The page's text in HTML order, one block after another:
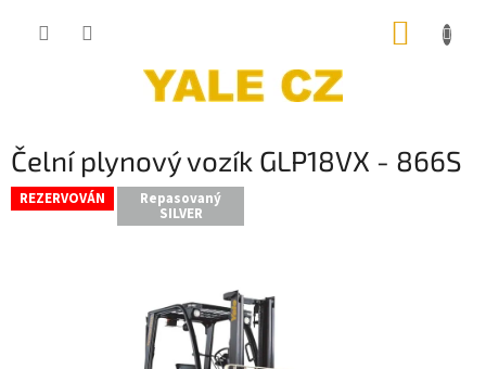
Čelní plynový vozík GLP18VX - 866S
REZERVOVÁN Repasovaný
SILVER